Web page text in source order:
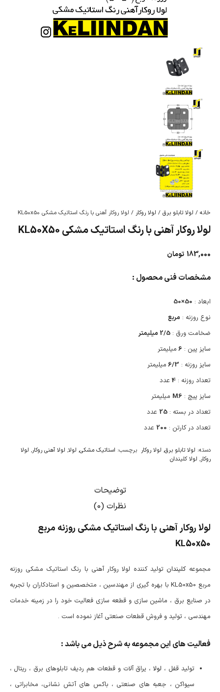
خانه / لولا تابلو برق / لولا روکار / لولا روکار آهنی با رنگ استاتیک مشکی KL50x50
لولا روکار آهنی با رنگ استاتیک مشکی KL50X50
183,000 تومان
مشخصات فنی محصول :
ابعاد : 50×50
نوع روزنه : مربع
ضخامت ورق :2/5 میلیمتر
سایز پین : 6 میلیمتر
سایز روزنه : 6/3 میلیمتر
تعداد روزنه :4 عدد
سایز پیچ : M6 میلیمتر
تعداد در بسته :25 عدد
تعداد در کارتن : 200 عدد
دسته: لولا تابلو برق, لولا روکار برچسب: استاتیک مشکی, لولا, لولا آهنی روکار, لولا
روکار, لولا کلیندان
توضیحات
نظرات (0)
لولا روکار آهنی با رنگ استاتیک مشکی روزنه مربع
KL50x50
مجموعهکلیندان تولید کننده لولا روکار آهنی با رنگ استاتیک مشکی روزنه
مربع KL50x50 با بهره گیری از مهندسین ، متخصصین و استادکاران با تجربه
در صنایع برق ، ماشین سازی و قطعه سازی فعالیت خود را در زمینه خدمات
مهندسی ، تولید و فروش قطعات صنعتی آغاز نموده است .
فعالیت های این مجموعه به شرح ذیل می باشد :
تولید قفل ، لولا، یراق آلات و قطعات هم ردیف تابلوهای برق ، ریتال ،
سیواکن ، جعبه های صنعتی ، باکس های آتش نشانی، مخابراتی ،